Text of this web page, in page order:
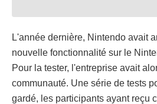
L'année dernière, Nintendo avait
nouvelle fonctionnalité sur le
Pour la tester, l'entreprise avait
communauté. Une série de tests
gardé, les participants ayant reçu